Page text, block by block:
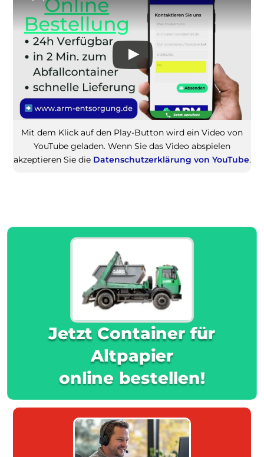
Mit dem Klick auf den Play-Button wird ein Video von
YouTube geladen. Wenn Sie das Video abspielen
akzeptieren Sie die Datenschutzerklärung von YouTube.
Jetzt Container für
Altpapier
online bestellen!